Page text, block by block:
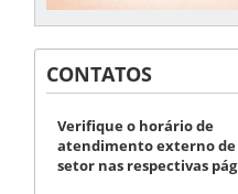
CONTATOS
Verifique o horário de
atendimento externo de
setor nas respectivas